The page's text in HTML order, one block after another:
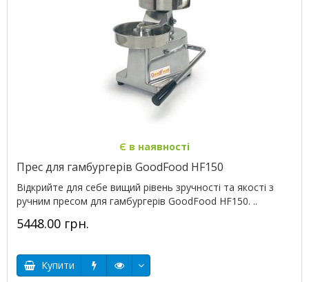
Є в наявності
Прес для гамбургерів GoodFood HF150
Відкрийте для себе вищий рівень зручності та якості з
ручним пресом для гамбургерів GoodFood HF150. ..
5448.00 грн.
Купити